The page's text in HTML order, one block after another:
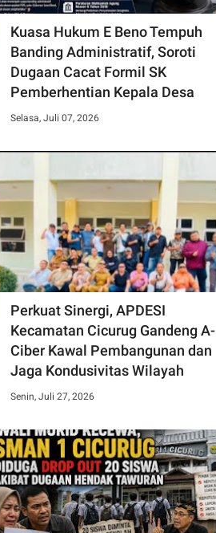
Kuasa Hukum E Beno Tempuh
Banding Administratif, Soroti
Dugaan Cacat Formil SK
Pemberhentian Kepala Desa
Selasa, Juli 07, 2026
Perkuat Sinergi, APDESI
Kecamatan Cicurug Gandeng A-
Ciber Kawal Pembangunan dan
Jaga Kondusivitas Wilayah
Senin, Juli 27, 2026